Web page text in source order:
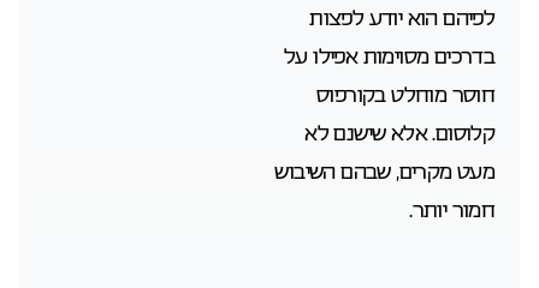
לפיהם הוא יודע לפצות
בדרכים מסוימות אפילו על
חוסר מוחלט בקורפוס
קלוסום. אלא שישנם לא
מעט מקרים, שבהם השיבוש
חמור יותר.